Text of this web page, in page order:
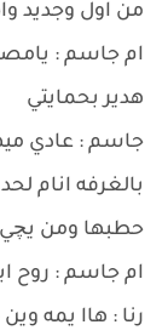
من اول وجديد
ام جاسم :
هدير بحمايتي
جاسم : عادي
بالغرفه انام
حطبها ومن يچي
ام جاسم : روح
رنا : هاا يمه